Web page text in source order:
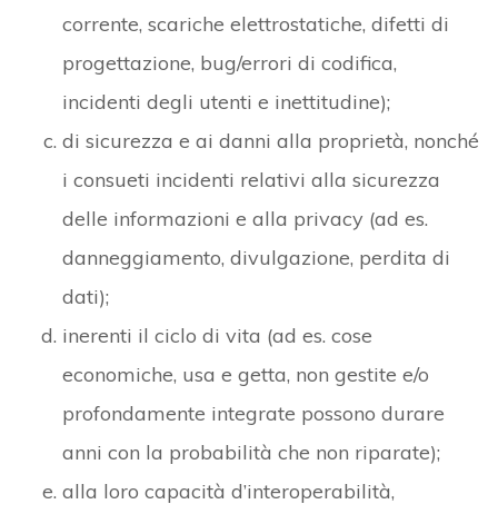
corrente, scariche elettrostatiche, difetti di
progettazione, bug/errori di codifica,
incidenti degli utenti e inettitudine);
di sicurezza e ai danni alla proprietà, nonché
i consueti incidenti relativi alla sicurezza
delle informazioni e alla privacy (ad es.
danneggiamento, divulgazione, perdita di
dati);
inerenti il ciclo di vita (ad es. cose
economiche, usa e getta, non gestite e/o
profondamente integrate possono durare
anni con la probabilità che non riparate);
alla loro capacità d’interoperabilità,